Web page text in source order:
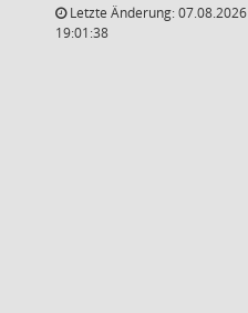
Letzte Änderung: 07.08.2026
19:01:38